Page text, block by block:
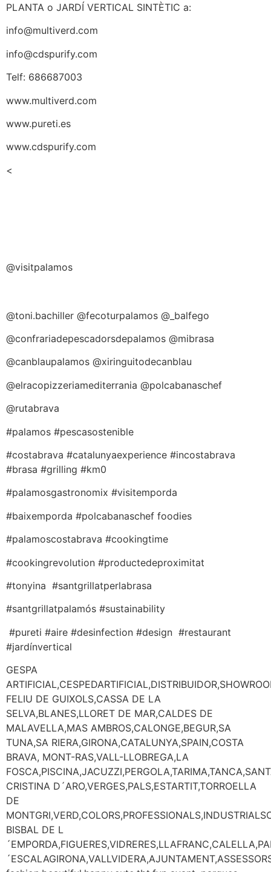
PLANTA o JARDÍ VERTICAL SINTÈTIC a:
info@multiverd.com
info@cdspurify.com
Telf: 686687003
www.multiverd.com
www.pureti.es
www.cdspurify.com
<
@visitpalamos
@toni.bachiller @fecoturpalamos @_balfego
@confrariadepescadorsdepalamos @mibrasa
@canblaupalamos @xiringuitodecanblau
@elracopizzeriamediterrania @polcabanaschef
@rutabrava
#palamos #pescasostenible
#costabrava #catalunyaexperience #incostabrava
#brasa #grilling #km0
#palamosgastronomix #visitemporda
#baixemporda #polcabanaschef foodies
#palamoscostabrava #cookingtime
#cookingrevolution #productedeproximitat
#tonyina #santgrillatperlabrasa
#santgrillatpalamós #sustainability
#pureti #aire #desinfection #design #restaurant
#jardínvertical
GESPA
FELIU DE GUIXOLS,CASSA DE LA
SELVA,BLANES,LLORET DE MAR,CALDES DE
MALAVELLA,MAS AMBROS,CALONGE,BEGUR,SA
TUNA,SA RIERA,GIRONA,CATALUNYA,SPAIN,COSTA
BRAVA, MONT-RAS,VALL-LLOBREGA,LA
CRISTINA D´ARO,VERGES,PALS,ESTARTIT,TORROELLA
DE
BISBAL DE L